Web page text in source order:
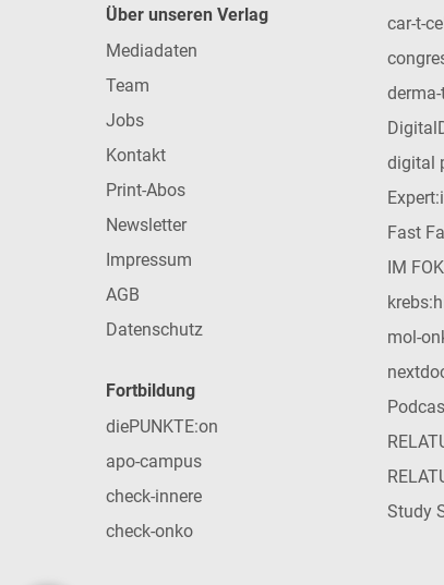
Über unseren Verlag
Mediadaten
Team
Jobs
Kontakt
Print-Abos
Newsletter
Impressum
AGB
Datenschutz
Fortbildung
diePUNKTE:on
apo-campus
check-innere
check-onko
car-t-
digital
Fast
IM
mol-
Study